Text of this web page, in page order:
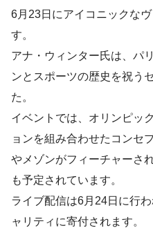
6月23日にアイコニックな
す。
アナ・ウィンター氏は、パ
ンとスポーツの歴史を祝う
た。
イベントでは、オリンピッ
ョンを組み合わせたコンセ
やメゾンがフィーチャーさ
も予定されています。
ライブ配信は6月24日に行
ャリティに寄付されます。